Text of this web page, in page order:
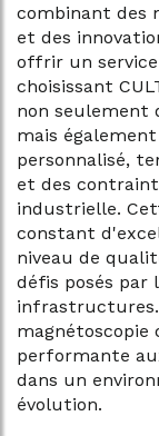
combinant des
et des
offrir un
choisissant
non seulement
mais
personnalisé,
et des
industrielle.
constant
niveau de
défis posés par
infrastructures.
magnétoscopie
performante
dans un
évolution.